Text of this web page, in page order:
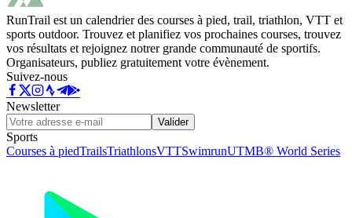
RunTrail est un calendrier des courses à pied, trail, triathlon, VTT et
sports outdoor. Trouvez et planifiez vos prochaines courses, trouvez
vos résultats et rejoignez notrer grande communauté de sportifs.
Organisateurs, publiez gratuitement votre évènement.
Suivez-nous
Newsletter
Valider
Sports
Courses à piedTrailsTriathlonsVTTSwimrunUTMB® World Series